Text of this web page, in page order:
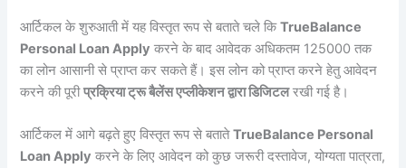
आर्टिकल के शुरुआती में यह विस्तृत रूप से बताते चले किTrueBalance
Personal Loan Apply करने के बाद आवेदक अधिकतम 125000 तक
का लोन आसानी से प्राप्त कर सकते हैं। इस लोन को प्राप्त करने हेतु आवेदन
करने की पूरीप्रक्रिया ट्रू बैलेंस एप्लीकेशन द्वारा डिजिटलरखी गई है।
आर्टिकल में आगे बढ़ते हुए विस्तृत रूप से बतातेTrueBalance Personal
Loan Apply करने के लिए आवेदन को कुछ जरूरी दस्तावेज, योग्यता पात्रता,